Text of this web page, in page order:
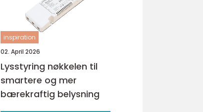
inspiration
02. April 2026
Lysstyring nøkkelen til
smartere og mer
bærekraftig belysning